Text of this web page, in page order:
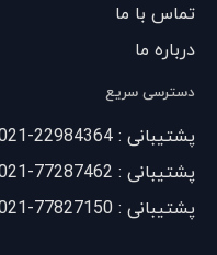
تماس با ما
درباره ما
دسترسی سریع
پشتیبانی : 22984364-021
پشتیبانی : 77287462-021
پشتیبانی : 77827150-021